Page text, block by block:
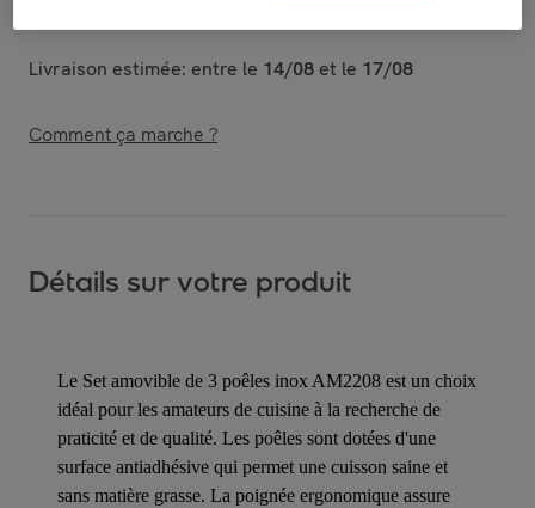
Livraison estimée: entre le 14/08 et le 17/08
Comment ça marche ?
Détails sur votre produit
Le Set amovible de 3 poêles inox AM2208 est un choix
idéal pour les amateurs de cuisine à la recherche de
praticité et de qualité. Les poêles sont dotées d'une
surface antiadhésive qui permet une cuisson saine et
sans matière grasse. La poignée ergonomique assure